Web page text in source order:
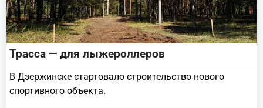
Трасса — для лыжероллеров
В Дзержинске стартовало строительство нового
спортивного объекта.